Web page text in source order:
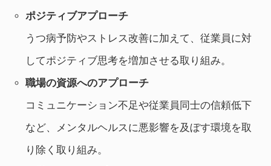
ポジティブアプローチ
うつ病予防やストレス改善に加えて、従業員に対
してポジティブ思考を増加させる取り組み。
職場の資源へのアプローチ
コミュニケーション不足や従業員同士の信頼低下
など、メンタルヘルスに悪影響を及ぼす環境を取
り除く取り組み。